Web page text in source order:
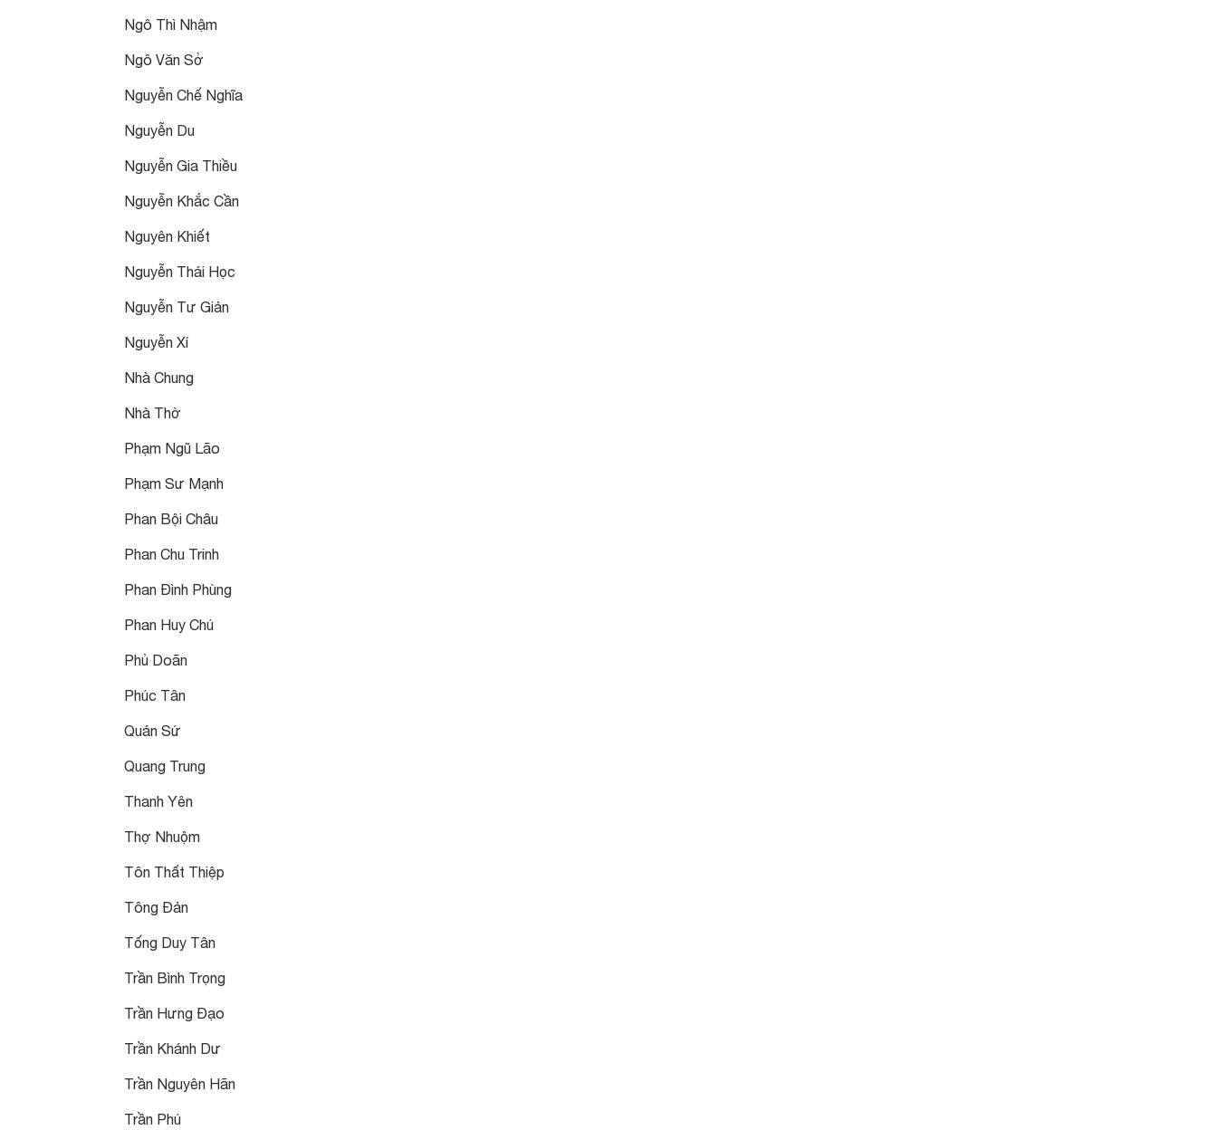
Ngô Thì Nhậm
Ngô Văn Sở
Nguyễn Chế Nghĩa
Nguyễn Du
Nguyễn Gia Thiều
Nguyễn Khắc Cần
Nguyên Khiết
Nguyễn Thái Học
Nguyễn Tư Giản
Nguyễn Xí
Nhà Chung
Nhà Thờ
Phạm Ngũ Lão
Phạm Sư Mạnh
Phan Bội Châu
Phan Chu Trinh
Phan Đình Phùng
Phan Huy Chú
Phủ Doãn
Phúc Tân
Quán Sứ
Quang Trung
Thanh Yên
Thợ Nhuộm
Tôn Thất Thiệp
Tông Đản
Tống Duy Tân
Trần Bình Trọng
Trần Hưng Đạo
Trần Khánh Dư
Trần Nguyên Hãn
Trần Phú